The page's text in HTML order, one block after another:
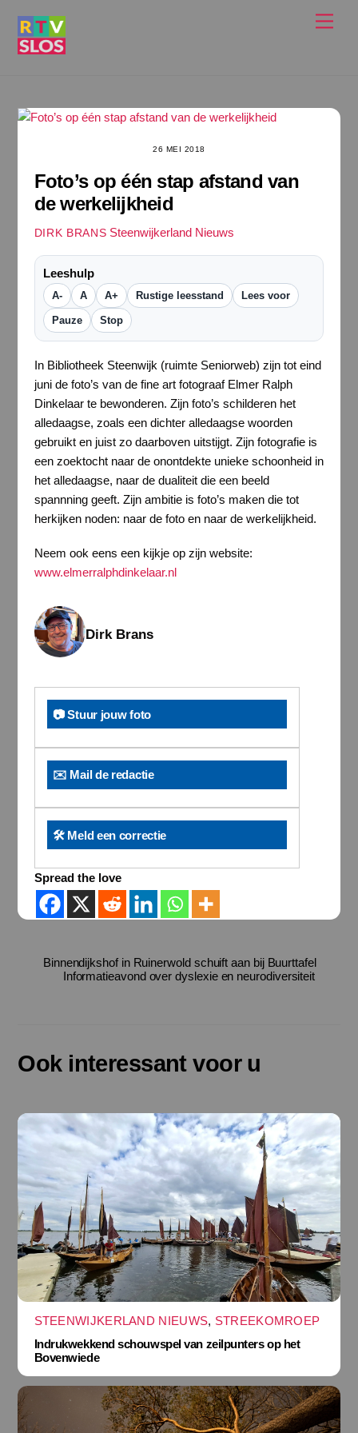
26 MEI 2018
Foto’s op één stap afstand van
de werkelijkheid
DIRK BRANS Steenwijkerland Nieuws
Leeshulp
A- A A+ Rustige leesstand Lees voor
Pauze Stop
In Bibliotheek Steenwijk (ruimte Seniorweb) zijn tot eind
juni de foto’s van de fine art fotograaf Elmer Ralph
Dinkelaar te bewonderen. Zijn foto’s schilderen het
alledaagse, zoals een dichter alledaagse woorden
gebruikt en juist zo daarboven uitstijgt. Zijn fotografie is
een zoektocht naar de onontdekte unieke schoonheid in
het alledaagse, naar de dualiteit die een beeld
spannning geeft. Zijn ambitie is foto’s maken die tot
herkijken noden: naar de foto en naar de werkelijkheid.
Neem ook eens een kijkje op zijn website:
www.elmerralphdinkelaar.nl
Dirk Brans
📷 Stuur jouw foto
✉️ Mail de redactie
🛠️ Meld een correctie
Spread the love
Binnendijkshof in Ruinerwold schuift aan bij Buurttafel
Informatieavond over dyslexie en neurodiversiteit
Ook interessant voor u
STEENWIJKERLAND NIEUWS, STREEKOMROEP
Indrukwekkend schouwspel van zeilpunters op het
Bovenwiede